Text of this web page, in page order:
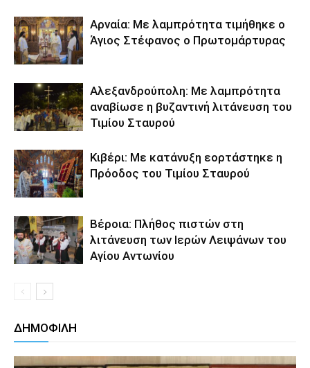
Αρναία: Με λαμπρότητα τιμήθηκε ο
Άγιος Στέφανος ο Πρωτομάρτυρας
Αλεξανδρούπολη: Με λαμπρότητα
αναβίωσε η βυζαντινή λιτάνευση του
Τιμίου Σταυρού
Κιβέρι: Με κατάνυξη εορτάστηκε η
Πρόοδος του Τιμίου Σταυρού
Βέροια: Πλήθος πιστών στη
λιτάνευση των Ιερών Λειψάνων του
Αγίου Αντωνίου
ΔΗΜΟΦΙΛΗ